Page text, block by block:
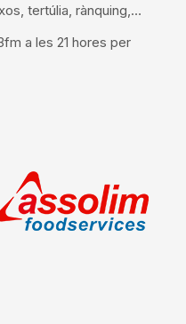
tertúlia, rànquing,…
a les 21 hores per